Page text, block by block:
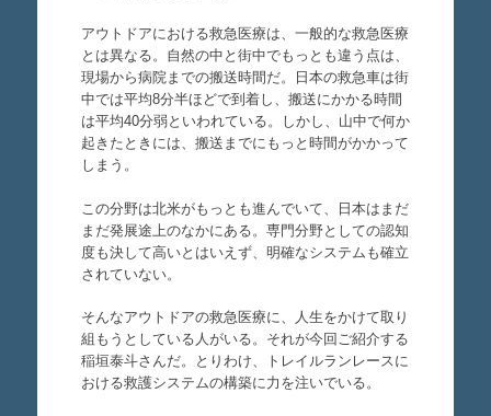
アウトドアにおける救急医療は、一般的な救急医療
とは異なる。自然の中と街中でもっとも違う点は、
現場から病院までの搬送時間だ。日本の救急車は街
中では平均8分半ほどで到着し、搬送にかかる時間
は平均40分弱といわれている。しかし、山中で何か
起きたときには、搬送までにもっと時間がかかって
しまう。
この分野は北米がもっとも進んでいて、日本はまだ
まだ発展途上のなかにある。専門分野としての認知
度も決して高いとはいえず、明確なシステムも確立
されていない。
そんなアウトドアの救急医療に、人生をかけて取り
組もうとしている人がいる。それが今回ご紹介する
稲垣泰斗さんだ。とりわけ、トレイルランレースに
おける救護システムの構築に力を注いでいる。